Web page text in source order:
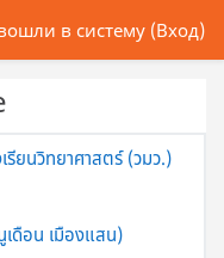
в систему (Вход)
รียนวิทยาศาสตร์ (วมว.)
เดือน เมืองแสน)